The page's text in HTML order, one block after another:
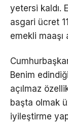
yetersi kaldı.
asgari ücret
emekli maaşı
Benim
açılmaz
başta olmak
iyileştirme